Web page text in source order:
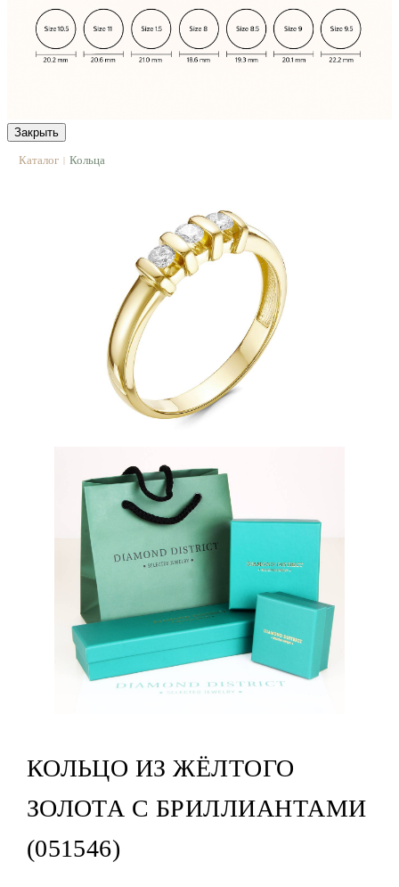
Закрыть
Каталог | Кольца
КОЛЬЦО ИЗ ЖЁЛТОГО
ЗОЛОТА С БРИЛЛИАНТАМИ
(051546)